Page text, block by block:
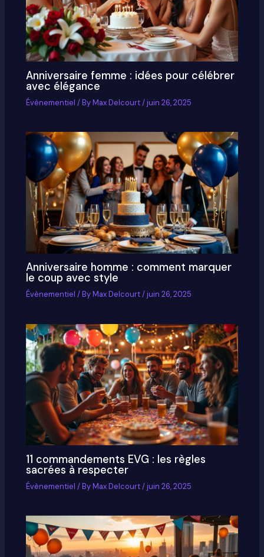
Anniversaire femme : idées pour célébrer
avec élégance
Évènementiel / ByMax Delcourt/juin 26, 2025
Anniversaire homme : comment marquer
le coup avec style
Évènementiel / ByMax Delcourt/juin 26, 2025
11 commandements EVG : les règles
sacrées à respecter
Évènementiel / ByMax Delcourt/juin 26, 2025